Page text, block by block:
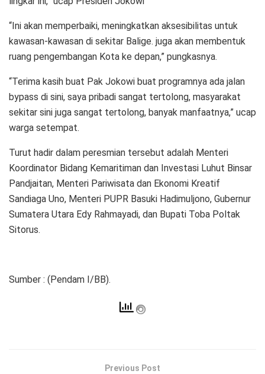
“Ini akan memperbaiki, meningkatkan aksesibilitas untuk
kawasan-kawasan di sekitar Balige. juga akan membentuk
ruang pengembangan Kota ke depan,” pungkasnya.
“Terima kasih buat Pak Jokowi buat programnya ada jalan
bypass di sini, saya pribadi sangat tertolong, masyarakat
sekitar sini juga sangat tertolong, banyak manfaatnya,” ucap
warga setempat.
Turut hadir dalam peresmian tersebut adalah Menteri
Koordinator Bidang Kemaritiman dan Investasi Luhut Binsar
Pandjaitan, Menteri Pariwisata dan Ekonomi Kreatif
Sandiaga Uno, Menteri PUPR Basuki Hadimuljono, Gubernur
Sumatera Utara Edy Rahmayadi, dan Bupati Toba Poltak
Sitorus.
Sumber : (Pendam I/BB).
Previous Post